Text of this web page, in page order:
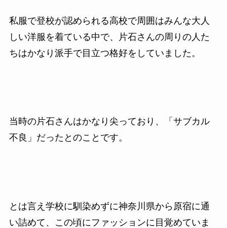
私服で登校が認められる高校で周囲はみんな大人
しい洋服を着ている中で、片石さんの周りの人た
ちはかなり派手で目立つ格好をしていました。
当時の片石さんはかなり尖っており、「サブカル
不良」だったとのことです。
とは言え学校に馴染めずに神奈川県から原宿に通
い詰めて、この頃にファッションに目覚めていま